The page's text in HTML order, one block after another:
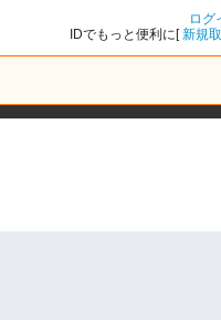
ログ
IDでもっと便利に[新規